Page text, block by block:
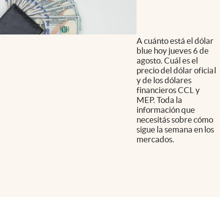
A cuánto está el dólar
blue hoy jueves 6 de
agosto. Cuál es el
precio del dólar oficial
y de los dólares
financieros CCL y
MEP. Toda la
información que
necesitás sobre cómo
sigue la semana en los
mercados.